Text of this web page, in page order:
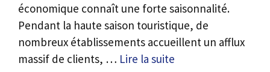
économique connaît une forte saisonnalité.
Pendant la haute saison touristique, de
nombreux établissements accueillent un afflux
massif de clients, … Lire la suite